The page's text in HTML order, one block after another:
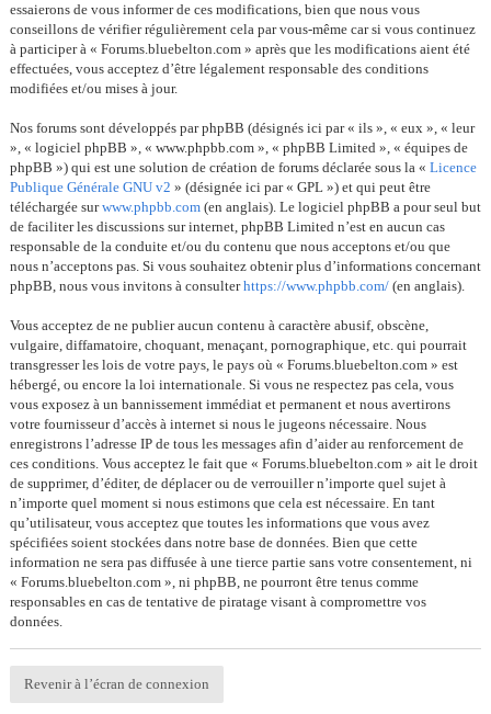
essaierons de vous informer de ces modifications, bien que nous vous
conseillons de vérifier régulièrement cela par vous-même car si vous continuez
à participer à « Forums.bluebelton.com » après que les modifications aient été
effectuées, vous acceptez d’être légalement responsable des conditions
modifiées et/ou mises à jour.
Nos forums sont développés par phpBB (désignés ici par « ils », « eux », « leur
», « logiciel phpBB », « www.phpbb.com », « phpBB Limited », « équipes de
phpBB ») qui est une solution de création de forums déclarée sous la « Licence
Publique Générale GNU v2 » (désignée ici par « GPL ») et qui peut être
téléchargée surwww.phpbb.com (en anglais). Le logiciel phpBB a pour seul but
de faciliter les discussions sur internet, phpBB Limited n’est en aucun cas
responsable de la conduite et/ou du contenu que nous acceptons et/ou que
nous n’acceptons pas. Si vous souhaitez obtenir plus d’informations concernant
phpBB, nous vous invitons à consulterhttps://www.phpbb.com/ (en anglais).
Vous acceptez de ne publier aucun contenu à caractère abusif, obscène,
vulgaire, diffamatoire, choquant, menaçant, pornographique, etc. qui pourrait
transgresser les lois de votre pays, le pays où « Forums.bluebelton.com » est
hébergé, ou encore la loi internationale. Si vous ne respectez pas cela, vous
vous exposez à un bannissement immédiat et permanent et nous avertirons
votre fournisseur d’accès à internet si nous le jugeons nécessaire. Nous
enregistrons l’adresse IP de tous les messages afin d’aider au renforcement de
ces conditions. Vous acceptez le fait que « Forums.bluebelton.com » ait le droit
de supprimer, d’éditer, de déplacer ou de verrouiller n’importe quel sujet à
n’importe quel moment si nous estimons que cela est nécessaire. En tant
qu’utilisateur, vous acceptez que toutes les informations que vous avez
spécifiées soient stockées dans notre base de données. Bien que cette
information ne sera pas diffusée à une tierce partie sans votre consentement, ni
« Forums.bluebelton.com », ni phpBB, ne pourront être tenus comme
responsables en cas de tentative de piratage visant à compromettre vos
données.
Revenir à l’écran de connexion